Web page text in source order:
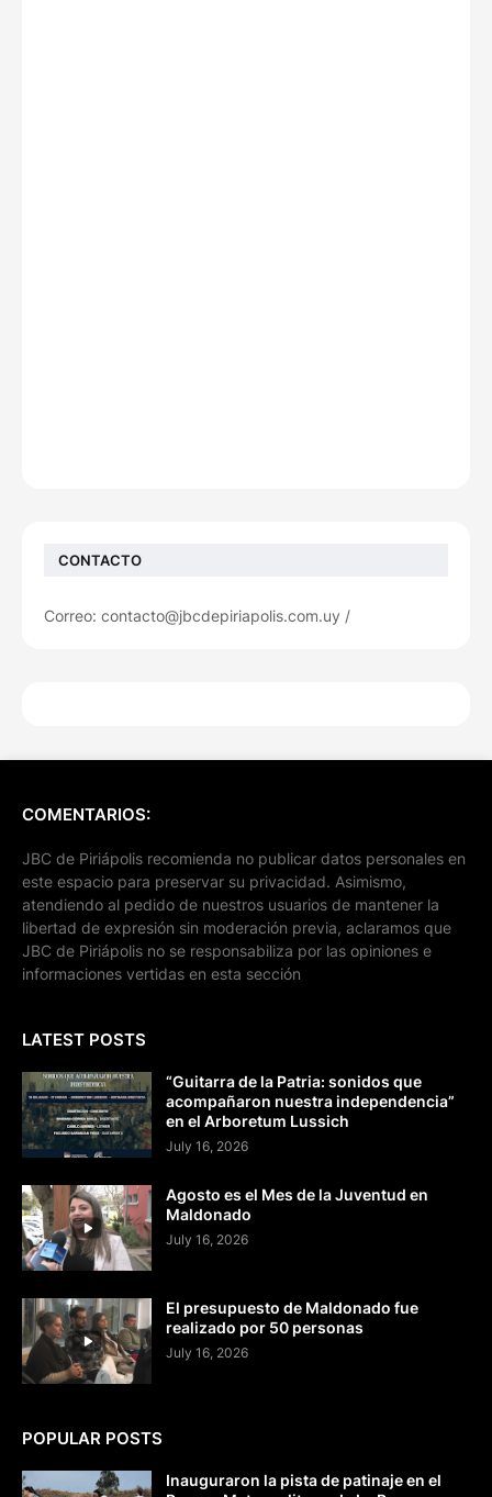
CONTACTO
Correo: contacto@jbcdepiriapolis.com.uy /
COMENTARIOS:
JBC de Piriápolis recomienda no publicar datos personales en
este espacio para preservar su privacidad. Asimismo,
atendiendo al pedido de nuestros usuarios de mantener la
libertad de expresión sin moderación previa, aclaramos que
JBC de Piriápolis no se responsabiliza por las opiniones e
informaciones vertidas en esta sección
LATEST POSTS
“Guitarra de la Patria: sonidos que
acompañaron nuestra independencia”
en el Arboretum Lussich
July 16, 2026
Agosto es el Mes de la Juventud en
Maldonado
July 16, 2026
El presupuesto de Maldonado fue
realizado por 50 personas
July 16, 2026
POPULAR POSTS
Inauguraron la pista de patinaje en el